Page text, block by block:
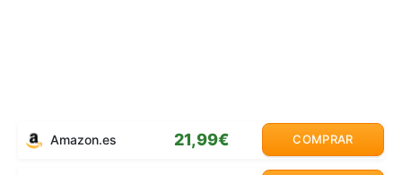
Amazon.es 21,99€ COMPRAR